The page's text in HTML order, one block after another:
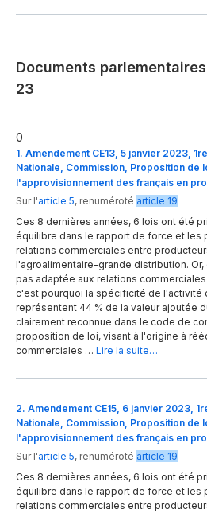
Documents parlementaires
23
0
1. Amendement CE13, 5 janvier 2023,
Nationale, Commission, Proposition de
l'approvisionnement des français en
Sur l'article 5, renuméroté article 19
Ces 8 dernières années, 6 lois ont été
équilibre dans le rapport de force et les
relations commerciales entre
l'agroalimentaire-grande distribution.
pas adaptée aux relations
c'est pourquoi la spécificité de l'activité
représentent 44 % de la valeur ajoutée
clairement reconnue dans le code de
proposition de loi, visant à l'origine à
commerciales … Lire la suite…
2. Amendement CE15, 6 janvier 2023,
Nationale, Commission, Proposition de
l'approvisionnement des français en
Sur l'article 5, renuméroté article 19
Ces 8 dernières années, 6 lois ont été
équilibre dans le rapport de force et les
relations commerciales entre